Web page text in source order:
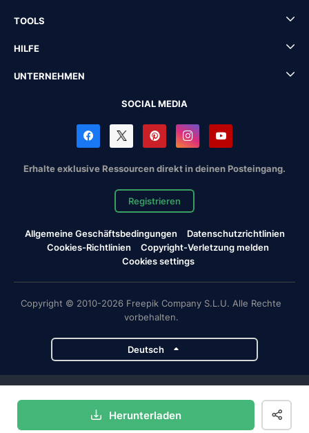
Herunterladen
TOOLS
HILFE
UNTERNEHMEN
SOCIAL MEDIA
Erhalte exklusive Ressourcen direkt in deinen Posteingang.
Registrieren
Allgemeine Geschäftsbedingungen
Datenschutzrichtlinien
Cookies-Richtlinien
Copyright-Verletzung melden
Cookies settings
Copyright © 2010-2026 Freepik Company S.L.U. Alle Rechte
vorbehalten.
Deutsch
Magnific Flaticon